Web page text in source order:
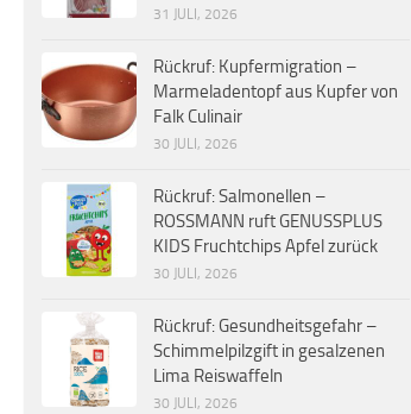
31 JULI, 2026
Rückruf: Kupfermigration –
Marmeladentopf aus Kupfer von
Falk Culinair
30 JULI, 2026
Rückruf: Salmonellen –
ROSSMANN ruft GENUSSPLUS
KIDS Fruchtchips Apfel zurück
30 JULI, 2026
Rückruf: Gesundheitsgefahr –
Schimmelpilzgift in gesalzenen
Lima Reiswaffeln
30 JULI, 2026